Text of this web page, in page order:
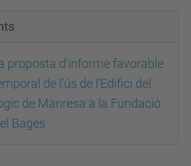
proposta d'informe favorable
de l’ús de l’Edifici del
de Manresa a la Fundació
Bages